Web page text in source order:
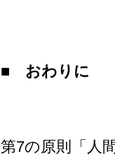
■ おわりに
第7の原則「人